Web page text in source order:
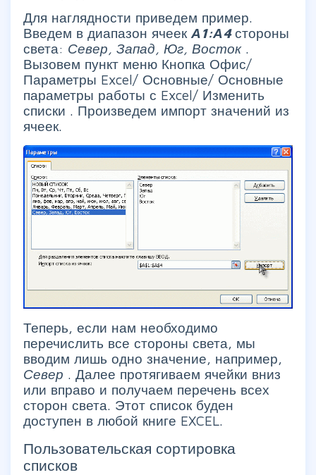
Для наглядности приведем пример.
Введем в диапазон ячеек А1:А4стороны
света: Север, Запад, Юг, Восток .
Вызовем пункт меню Кнопка Офис/
Параметры Excel/ Основные/ Основные
параметры работы с Excel/ Изменить
списки . Произведем импорт значений из
ячеек.
Теперь, если нам необходимо
перечислить все стороны света, мы
вводим лишь одно значение, например,
Север . Далее протягиваем ячейки вниз
или вправо и получаем перечень всех
сторон света. Этот список буден
доступен в любой книге EXCEL.
Пользовательская сортировка
списков